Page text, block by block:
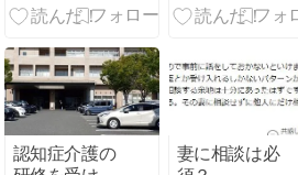
認知症介護の
妻に相談は必